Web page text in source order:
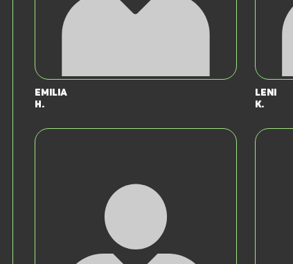
Emilia
H.
Leni
K.